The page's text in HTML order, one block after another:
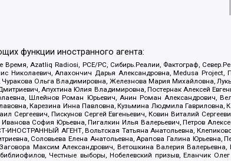
функции иностранного агента:
Azatliq Radiosi, PCE/PC, Сибирь.Реалии, Фактограф,
Николаевич, Апахончич Дарья Александровна, Medusa
Ольга Владимировна, Железнова Мария Михайловна,
Апухтина Юлия Владимировна, Постернак Алексей
Шлейнов Роман Юрьевич, Анин Роман Александрович,
Карезина Инна Павловна, Кузьмина Людмила
Пискунов Сергей Евгеньевич, Ковин Виталий
София Юрьевна, Пигалкин Илья Валерьевич, Петров
ИНОСТРАННЫЙ АГЕНТ, Вольтская Татьяна Анатольевна,
Соловьева Елена Анатольевна, Арапова Галина
Максим Александрович, Ветошкина Валерия
Честные выборы, Нобелевский призыв, Еланчик